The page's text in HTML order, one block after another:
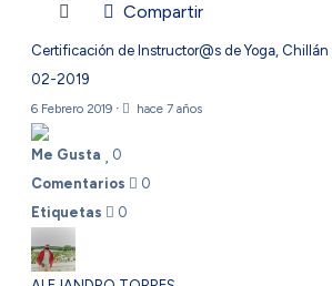
Compartir
Certificación de Instructor@s de Yoga,
02-2019
6 Febrero 2019 · hace 7 años
Me Gusta
0
Comentarios
0
Etiquetas
0